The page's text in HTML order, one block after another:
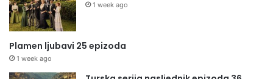
1 week ago
Plamen ljubavi 25 epizoda
1 week ago